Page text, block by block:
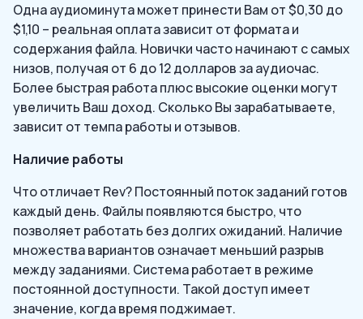
Одна аудиоминута может принести Вам от $0,30 до
$1,10 – реальная оплата зависит от формата и
содержания файла. Новички часто начинают с самых
низов, получая от 6 до 12 долларов за аудиочас.
Более быстрая работа плюс высокие оценки могут
увеличить Ваш доход. Сколько Вы зарабатываете,
зависит от темпа работы и отзывов.
Наличие работы
Что отличает Rev? Постоянный поток заданий готов
каждый день. Файлы появляются быстро, что
позволяет работать без долгих ожиданий. Наличие
множества вариантов означает меньший разрыв
между заданиями. Система работает в режиме
постоянной доступности. Такой доступ имеет
значение, когда время поджимает.